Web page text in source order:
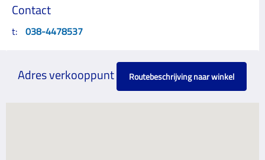
Contact
t: 038-4478537
Adres verkooppunt Routebeschrijving naar winkel